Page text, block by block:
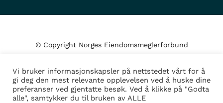
© Copyright Norges Eiendomsmeglerforbund
Personvern og cookies
Administrer samtykke
Vi bruker informasjonskapsler på nettstedet vårt for å
gi deg den mest relevante opplevelsen ved å huske dine
preferanser ved gjentatte besøk. Ved å klikke på "Godta
alle", samtykker du til bruken av ALLE